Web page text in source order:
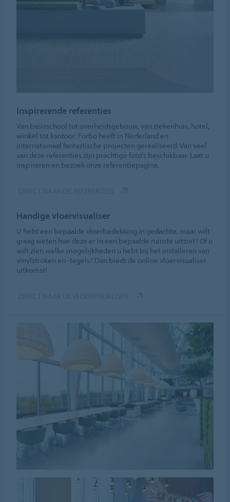
Inspirerende referenties
Van basisschool tot overheidsgebouw, van ziekenhuis, hotel,
winkel tot kantoor: Forbo heeft in Nederland en
internationaal fantastische projecten gerealiseerd. Van veel
van deze referenties zijn prachtige foto's beschikbaar. Laat u
inspireren en bezoek onze referentiepagina.
Handige vloervisualiser
U hebt een bepaalde vloerbedekking in gedachte, maar wilt
graag weten hoe deze er in een bepaalde ruimte uitziet? Of u
wilt zien welke mogelijkheden u hebt bij het installeren van
vinylstroken en -tegels? Dan biedt de online vloervisualiser
uitkomst!